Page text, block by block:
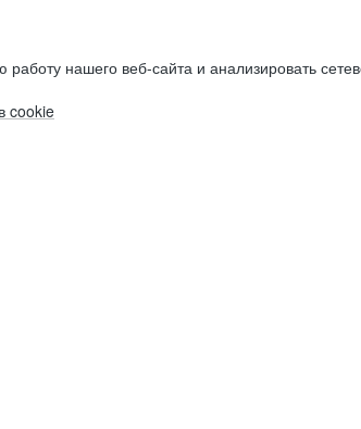
нашего веб-сайта и анализировать
cookie